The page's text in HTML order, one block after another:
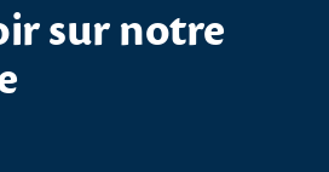
sur notre